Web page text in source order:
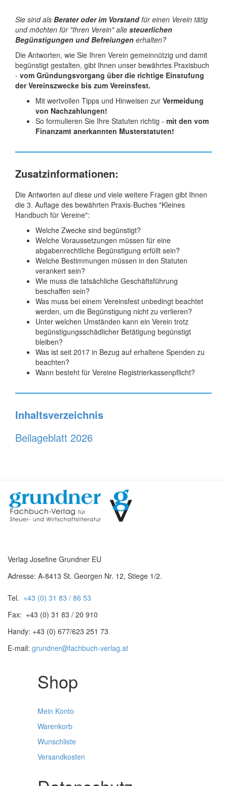
Sie sind als Berater oder im Vorstandfür einen Verein tätig
und möchten für "Ihren Verein" alle steuerlichen
Begünstigungen und Befreiungen erhalten?
Die Antworten, wie Sie Ihren Verein gemeinnützig und damit
begünstigt gestalten, gibt Ihnen unser bewährtes Praxisbuch
- vom Gründungsvorgang über die richtige Einstufung
der Vereinszwecke bis zum Vereinsfest.
Mit wertvollen Tipps und Hinweisen zur Vermeidung
von Nachzahlungen!
So formulieren Sie Ihre Statuten richtig - mit den vom
Finanzamt anerkannten Musterstatuten!
Zusatzinformationen:
Die Antworten auf diese und viele weitere Fragen gibt Ihnen
die 3. Auflage des bewährten Praxis-Buches "Kleines
Handbuch für Vereine":
Welche Zwecke sind begünstigt?
Welche Voraussetzungen müssen für eine
abgabenrechtliche Begünstigung erfüllt sein?
Welche Bestimmungen müssen in den Statuten
verankert sein?
Wie muss die tatsächliche Geschäftsführung
beschaffen sein?
Was muss bei einem Vereinsfest unbedingt beachtet
werden, um die Begünstigung nicht zu verlieren?
Unter welchen Umständen kann ein Verein trotz
begünstigungsschädlicher Betätigung begünstigt
bleiben?
Was ist seit 2017 in Bezug auf erhaltene Spenden zu
beachten?
Wann besteht für Vereine Registrierkassenpflicht?
Inhaltsverzeichnis
Beilageblatt 2026
Verlag Josefine Grundner EU
Adresse: A-8413 St. Georgen Nr. 12, Stiege 1/2.
Tel. +43 (0) 31 83 / 86 53
Fax: +43 (0) 31 83 / 20 910
Handy: +43 (0) 677/623 251 73
E-mail: grundner@fachbuch-verlag.at
Shop
Mein Konto
Warenkorb
Wunschliste
Versandkosten